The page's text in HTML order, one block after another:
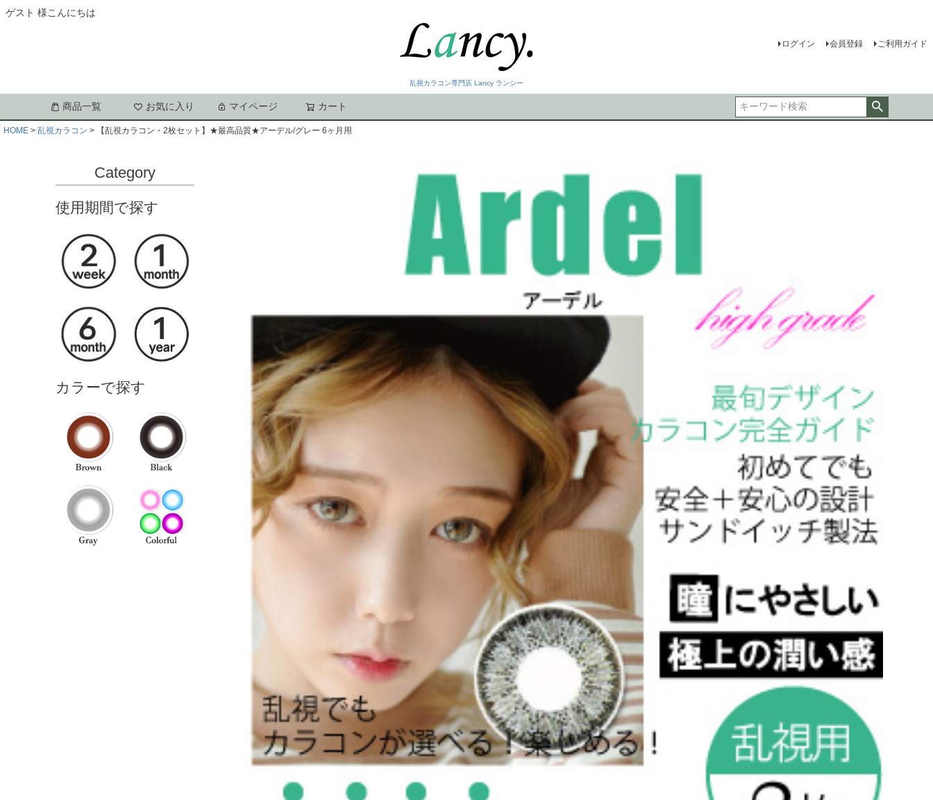
ゲスト 様こんにちは
乱視カラコン専門店 Lancy ランシー
ログイン 会員登録 ご利用ガイド
商品一覧 お気に入り マイページ カート
HOME 乱視カラコン 【乱視カラコン・2枚セット】★最高品質★アーデル/グレー 6ヶ月用
Category
使用期間で探す
カラーで探す